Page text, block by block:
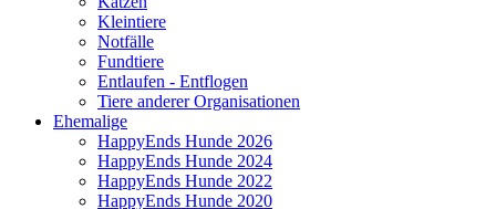
Kleintiere
Notfälle
Fundtiere
Entlaufen - Entflogen
Tiere anderer Organisationen
Ehemalige
HappyEnds Hunde 2026
HappyEnds Hunde 2024
HappyEnds Hunde 2022
HappyEnds Hunde 2020